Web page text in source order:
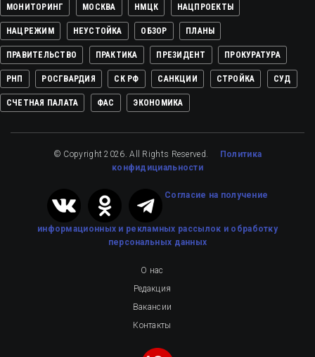
МОНИТОРИНГ МОСКВА НМЦК НАЦПРОЕКТЫ
НАЦРЕЖИМ НЕУСТОЙКА ОБЗОР ПЛАНЫ
ПРАВИТЕЛЬСТВО ПРАКТИКА ПРЕЗИДЕНТ ПРОКУРАТУРА
РНП РОСГВАРДИЯ СК РФ САНКЦИИ СТРОЙКА СУД
СЧЕТНАЯ ПАЛАТА ФАС ЭКОНОМИКА
© Copyright 2026. All Rights Reserved. Политика
конфидициальности
Cогласие на получение
информационных и рекламных рассылок и обработку
персональных данных
О нас
Редакция
Вакансии
Контакты